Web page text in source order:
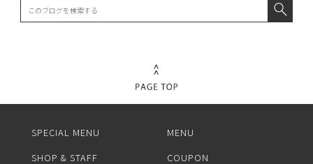
SPECIAL MENU
MENU
SHOP & STAFF
COUPON